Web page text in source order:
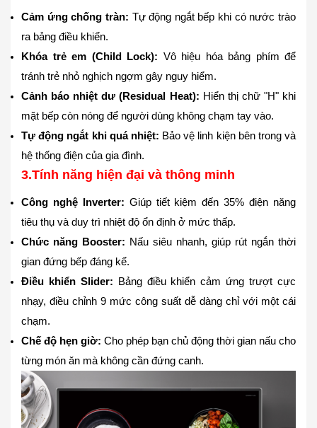
Cảm ứng chống tràn: Tự động ngắt bếp khi có nước trào
ra bảng điều khiển.
Khóa trẻ em (Child Lock): Vô hiệu hóa bảng phím để
tránh trẻ nhỏ nghịch ngợm gây nguy hiểm.
Cảnh báo nhiệt dư (Residual Heat): Hiển thị chữ "H" khi
mặt bếp còn nóng để người dùng không chạm tay vào.
Tự động ngắt khi quá nhiệt: Bảo vệ linh kiện bên trong và
hệ thống điện của gia đình.
3.Tính năng hiện đại và thông minh
Công nghệ Inverter: Giúp tiết kiệm đến 35% điện năng
tiêu thụ và duy trì nhiệt độ ổn định ở mức thấp.
Chức năng Booster: Nấu siêu nhanh, giúp rút ngắn thời
gian đứng bếp đáng kể.
Điều khiển Slider: Bảng điều khiển cảm ứng trượt cực
nhạy, điều chỉnh 9 mức công suất dễ dàng chỉ với một cái
chạm.
Chế độ hẹn giờ: Cho phép bạn chủ động thời gian nấu cho
từng món ăn mà không cần đứng canh.